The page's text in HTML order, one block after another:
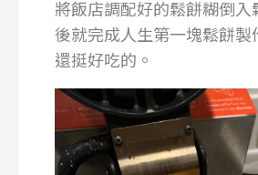
將飯店調配好的鬆餅糊倒入
後就完成人生第一塊鬆餅製
還挺好吃的。